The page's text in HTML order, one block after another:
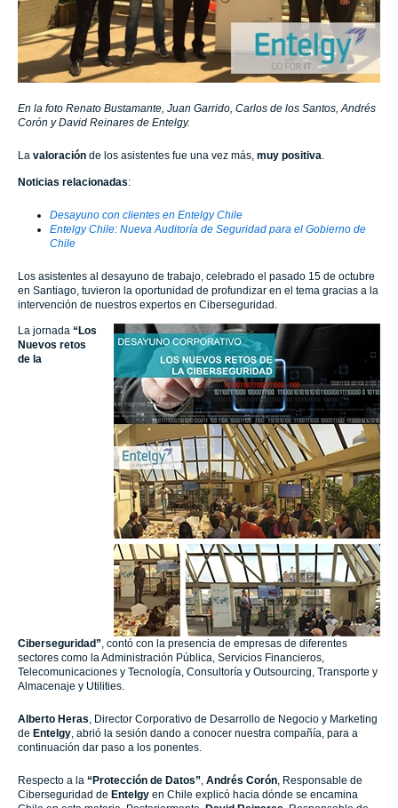
En la foto Renato Bustamante, Juan Garrido, Carlos de los Santos, Andrés
Corón y David Reinares de Entelgy.
La valoración de los asistentes fue una vez más, muy positiva.
Noticias relacionadas:
Desayuno con clientes en Entelgy Chile
Entelgy Chile: Nueva Auditoría de Seguridad para el Gobierno de
Chile
Los asistentes al desayuno de trabajo, celebrado el pasado 15 de octubre
en Santiago, tuvieron la oportunidad de profundizar en el tema gracias a la
intervención de nuestros expertos en Ciberseguridad.
La jornada “Los
Nuevos retos
de la
Ciberseguridad”, contó con la presencia de empresas de diferentes
sectores como la Administración Pública, Servicios Financieros,
Telecomunicaciones y Tecnología, Consultoría y Outsourcing, Transporte y
Almacenaje y Utilities.
Alberto Heras, Director Corporativo de Desarrollo de Negocio y Marketing
de Entelgy, abrió la sesión dando a conocer nuestra compañía, para a
continuación dar paso a los ponentes.
Respecto a la “Protección de Datos”, Andrés Corón, Responsable de
Ciberseguridad de Entelgy en Chile explicó hacia dónde se encamina